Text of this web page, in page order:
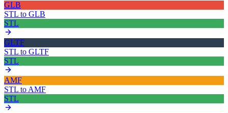
GLB
STL to GLB
STL
GLTF
STL to GLTF
STL
AMF
STL to AMF
STL